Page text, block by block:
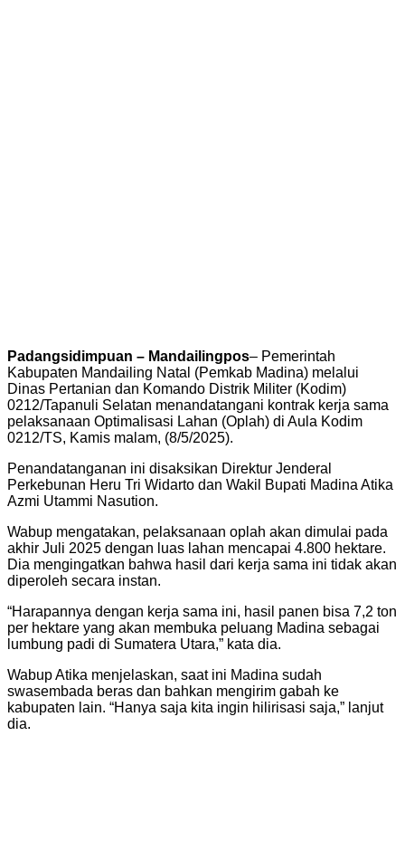
Padangsidimpuan – Mandailingpos– Pemerintah
Kabupaten Mandailing Natal (Pemkab Madina) melalui
Dinas Pertanian dan Komando Distrik Militer (Kodim)
0212/Tapanuli Selatan menandatangani kontrak kerja sama
pelaksanaan Optimalisasi Lahan (Oplah) di Aula Kodim
0212/TS, Kamis malam, (8/5/2025).
Penandatanganan ini disaksikan Direktur Jenderal
Perkebunan Heru Tri Widarto dan Wakil Bupati Madina Atika
Azmi Utammi Nasution.
Wabup mengatakan, pelaksanaan oplah akan dimulai pada
akhir Juli 2025 dengan luas lahan mencapai 4.800 hektare.
Dia mengingatkan bahwa hasil dari kerja sama ini tidak akan
diperoleh secara instan.
“Harapannya dengan kerja sama ini, hasil panen bisa 7,2 ton
per hektare yang akan membuka peluang Madina sebagai
lumbung padi di Sumatera Utara,” kata dia.
Wabup Atika menjelaskan, saat ini Madina sudah
swasembada beras dan bahkan mengirim gabah ke
kabupaten lain. “Hanya saja kita ingin hilirisasi saja,” lanjut
dia.